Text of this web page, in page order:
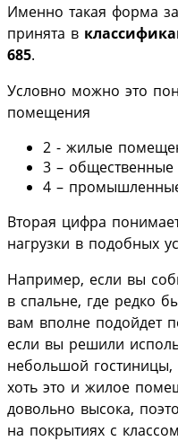
Именно такая форма
принята в
685.
Условно можно это
помещения
2 - жилые
3 – общественные
4 –
Вторая цифра
нагрузки в подобных
Например, если вы
в спальне, где редко
вам вполне подойдет
если вы решили
небольшой
хоть это и жилое
довольно высока,
на покрытиях с